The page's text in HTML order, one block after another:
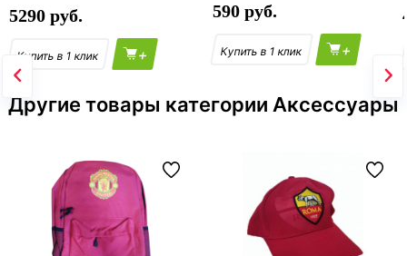
5290
+
590
+
Другие товары категории Аксессуары